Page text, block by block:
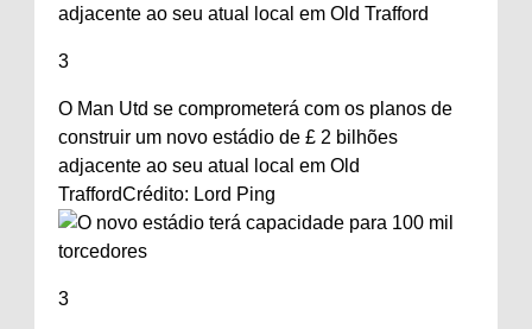
3
O Man Utd se comprometerá com os planos de
construir um novo estádio de £ 2 bilhões
adjacente ao seu atual local em Old
TraffordCrédito: Lord Ping
3